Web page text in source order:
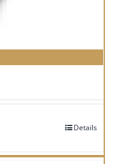
Details